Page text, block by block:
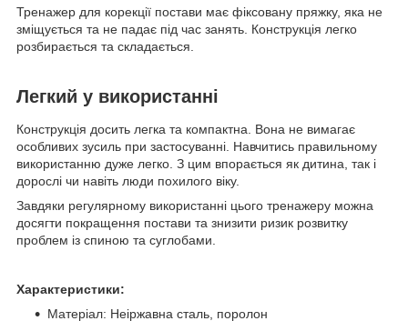
Тренажер для корекції постави має фіксовану пряжку, яка не
зміщується та не падає під час занять. Конструкція легко
розбирається та складається.
Легкий у використанні
Конструкція досить легка та компактна. Вона не вимагає
особливих зусиль при застосуванні. Навчитись правильному
використанню дуже легко. З цим впорається як дитина, так і
дорослі чи навіть люди похилого віку.
Завдяки регулярному використанні цього тренажеру можна
досягти покращення постави та знизити ризик розвитку
проблем із спиною та суглобами.
Характеристики:
Матеріал: Неіржавна сталь, поролон